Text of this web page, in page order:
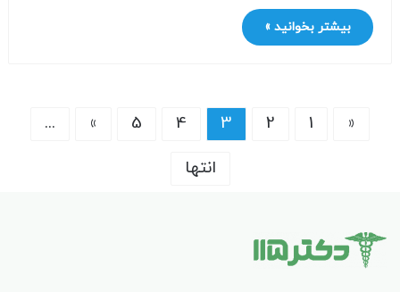
بیشتر بخوانید »
«
1
2
3
4
5
»
...
انتها